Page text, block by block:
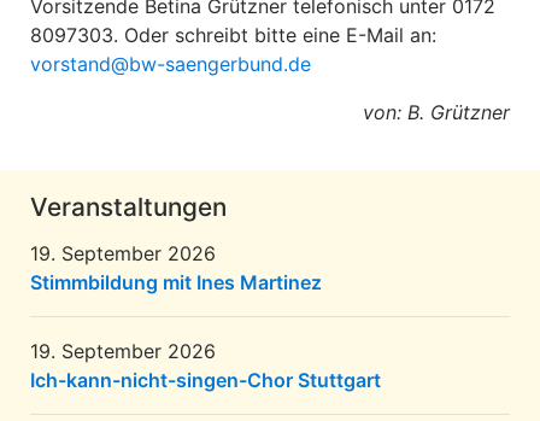
Vorsitzende Betina Grützner telefonisch unter 0172
8097303. Oder schreibt bitte eine E-Mail an:
vorstand@bw-saengerbund.de
von: B. Grützner
Veranstaltungen
19. September 2026
Stimmbildung mit Ines Martinez
19. September 2026
Ich-kann-nicht-singen-Chor Stuttgart